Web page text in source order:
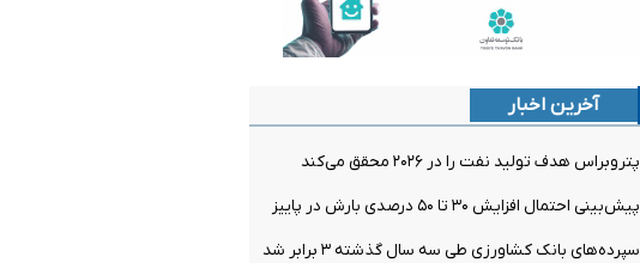
آخرین اخبار
پتروبراس هدف تولید نفت را در ۲۰۲۶ محقق می‌کند
پیش‌بینی احتمال افزایش ۳۰ تا ۵۰ درصدی بارش در پاییز
سپرده‌های بانک کشاورزی طی سه سال گذشته ۳ برابر شد